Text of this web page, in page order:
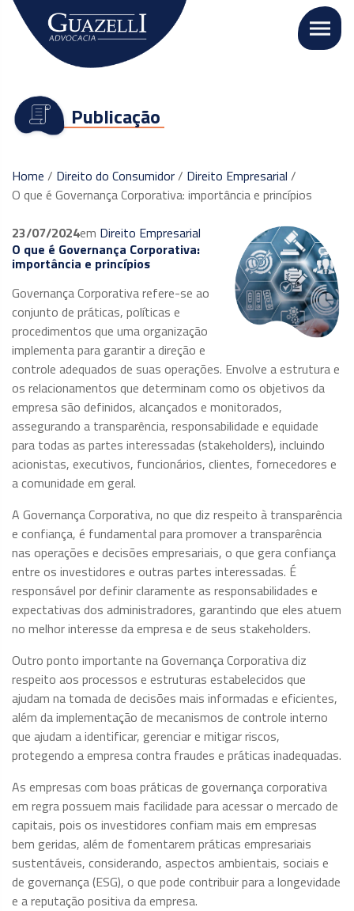
Publicação
Home / Direito do Consumidor/ Direito Empresarial /
O que é Governança Corporativa: importância e princípios
23/07/2024em Direito Empresarial
O que é Governança Corporativa:
importância e princípios
Governança Corporativa refere-se ao
conjunto de práticas, políticas e
procedimentos que uma organização
implementa para garantir a direção e
controle adequados de suas operações. Envolve a estrutura e
os relacionamentos que determinam como os objetivos da
empresa são definidos, alcançados e monitorados,
assegurando a transparência, responsabilidade e equidade
para todas as partes interessadas (stakeholders), incluindo
acionistas, executivos, funcionários, clientes, fornecedores e
a comunidade em geral.
A Governança Corporativa, no que diz respeito à transparência
e confiança, é fundamental para promover a transparência
nas operações e decisões empresariais, o que gera confiança
entre os investidores e outras partes interessadas. É
responsável por definir claramente as responsabilidades e
expectativas dos administradores, garantindo que eles atuem
no melhor interesse da empresa e de seus stakeholders.
Outro ponto importante na Governança Corporativa diz
respeito aos processos e estruturas estabelecidos que
ajudam na tomada de decisões mais informadas e eficientes,
além da implementação de mecanismos de controle interno
que ajudam a identificar, gerenciar e mitigar riscos,
protegendo a empresa contra fraudes e práticas inadequadas.
As empresas com boas práticas de governança corporativa
em regra possuem mais facilidade para acessar o mercado de
capitais, pois os investidores confiam mais em empresas
bem geridas, além de fomentarem práticas empresariais
sustentáveis, considerando, aspectos ambientais, sociais e
de governança (ESG), o que pode contribuir para a longevidade
e a reputação positiva da empresa.